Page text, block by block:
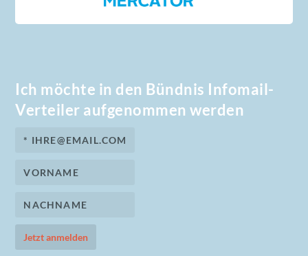
Ich möchte in den Bündnis Infomail-
Verteiler aufgenommen werden